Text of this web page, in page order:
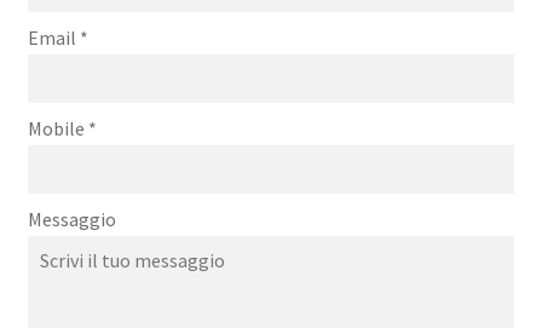
Email *
Mobile *
Messaggio